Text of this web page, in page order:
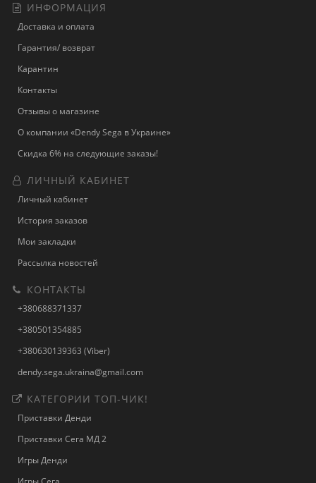
ИНФОРМАЦИЯ
Доставка и оплата
Гарантия/ возврат
Карантин
Контакты
Отзывы о магазине
О компании «Dendy Sega в Украине»
Скидка 6% на следующие заказы!
ЛИЧНЫЙ КАБИНЕТ
Личный кабинет
История заказов
Мои закладки
Рассылка новостей
КОНТАКТЫ
+380688371337
+380501354885
+380630139363 (Viber)
dendy.sega.ukraina@gmail.com
КАТЕГОРИИ ТОП-ЧИК!
Приставки Денди
Приставки Сега МД 2
Игры Денди